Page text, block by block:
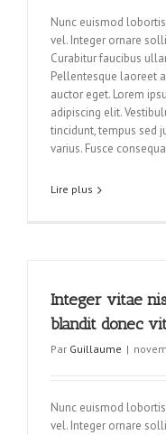
Nunc euismod
vel. Integer ornare
Curabitur faucibus
Pellentesque laoreet
auctor eget. Lorem
adipiscing elit.
tincidunt, tempus sed
varius. Fusce
Lire plus
Integer vitae
blandit donec
Par Guillaume |
Nunc euismod
vel. Integer ornare